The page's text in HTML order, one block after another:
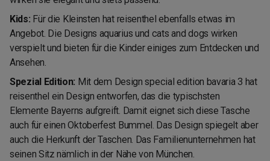
Kids: Für die Kleinsten hat reisenthel ebenfalls etwas im
Angebot. Die Designs aquarius und cats and dogs wirken
verspielt und bieten für die Kinder einiges zum Entdecken und
Ansehen.
Spezial Edition: Mit dem Design special edition bavaria 3 hat
reisenthel ein Design entworfen, das die typischsten
Elemente Bayerns aufgreift. Damit eignet sich diese Tasche
auch für einen Oktoberfest Bummel. Das Design spiegelt aber
auch die Herkunft der Taschen. Das Familienunternehmen hat
seinen Sitz nämlich in der Nähe von München.